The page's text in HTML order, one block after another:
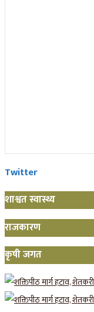
Twitter
शाश्वत स्वास्थ्य
राजकारण
कृषी जगत